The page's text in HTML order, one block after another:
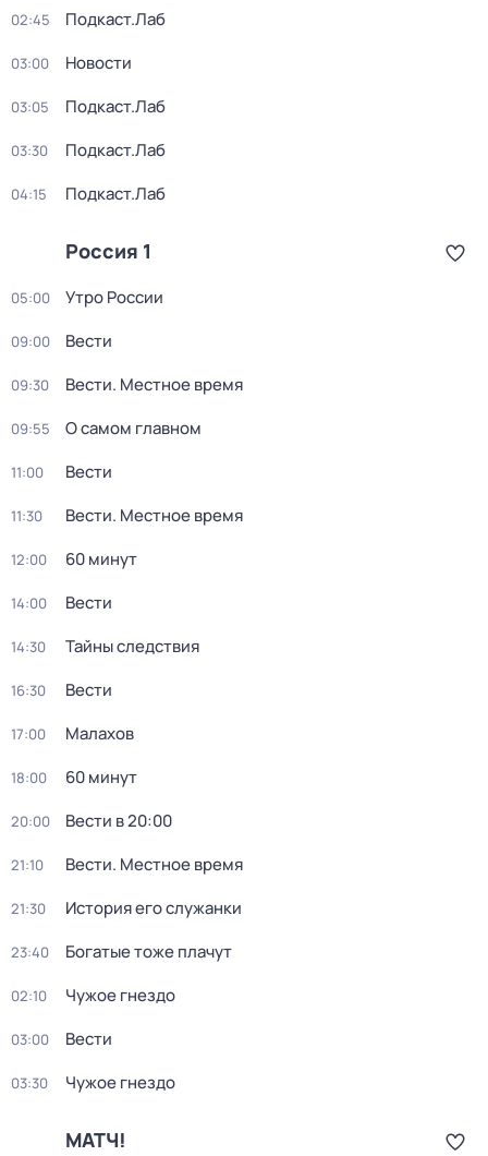
02:45 Подкаст.Лаб
03:00 Новости
03:05 Подкаст.Лаб
03:30 Подкаст.Лаб
04:15 Подкаст.Лаб
Россия 1
05:00 Утро России
09:00 Вести
09:30 Вести. Местное время
09:55 О самом главном
11:00 Вести
11:30 Вести. Местное время
12:00 60 минут
14:00 Вести
14:30 Тайны следствия
16:30 Вести
17:00 Малахов
18:00 60 минут
20:00 Вести в 20:00
21:10 Вести. Местное время
21:30 История его служанки
23:40 Богатые тоже плачут
02:10 Чужое гнездо
03:00 Вести
03:30 Чужое гнездо
МАТЧ!